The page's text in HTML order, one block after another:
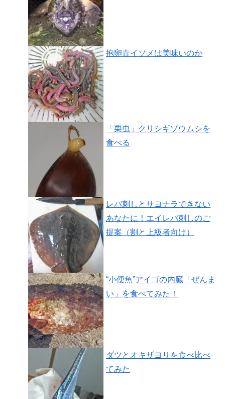
抱卵青イソメは美味いのか
「栗虫」クリシギゾウムシを
食べる
レバ刺しとサヨナラできない
あなたに！エイレバ刺しのご
提案（割と上級者向け）
“小便魚”アイゴの内臓「ぜんま
い」を食べてみた！
ダツとオキザヨリを食べ比べ
てみた